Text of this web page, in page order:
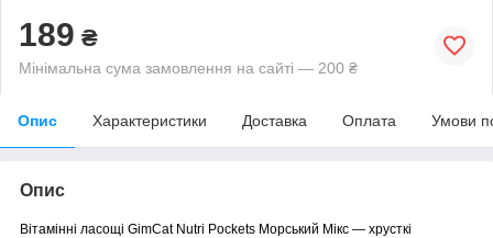
189 ₴
Мінімальна сума замовлення на сайті — 200 ₴
Опис Характеристики Доставка Оплата Умови
Опис
Вітамінні ласощі GimCat Nutri Pockets Морський Мікс — хрусткі